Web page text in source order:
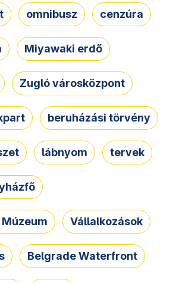
omnibusz cenzúra
Miyawaki erdő
Zugló városközpont
beruházási törvény
lábnyom tervek
Vállalkozások
Belgrade Waterfront